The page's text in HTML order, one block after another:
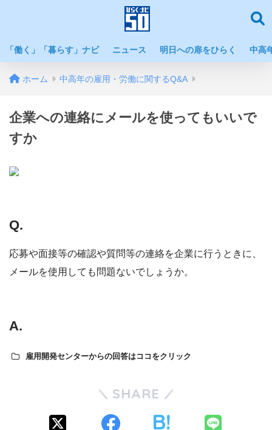
「働く」「暮らす」ナビ ニュース 明日への扉をひらく 中高
ホーム 中高年の雇用・労働に関するQ&A
企業への連絡にメールを使ってもいいで
すか
Q.
応募や面接等の確認や質問等の連絡を企業に行うときに、
メールを使用しても問題ないでしょうか。
A.
雇用開発センターからの回答はココをクリック
SHARE